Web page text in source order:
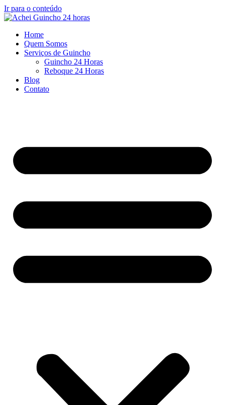
Ir para o conteúdo
Home
Quem Somos
Serviços de Guincho
Guincho 24 Horas
Reboque 24 Horas
Blog
Contato